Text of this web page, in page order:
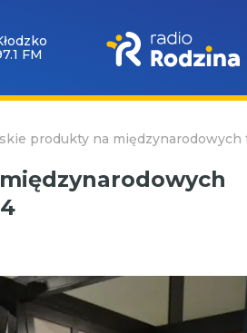
FM
produkty na międzynarodowych